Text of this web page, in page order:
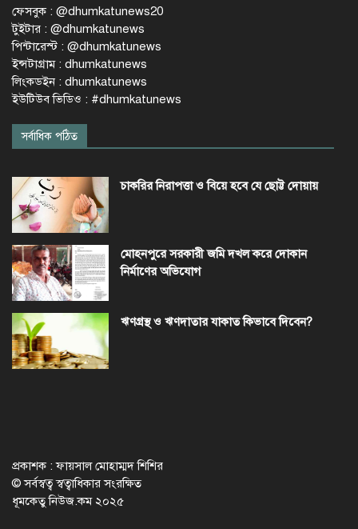
ফেসবুক : @dhumkatunews20
টুইটার : @dhumkatunews
পিন্টারেস্ট : @dhumkatunews
ইন্সটাগ্রাম : dhumkatunews
লিংকডইন : dhumkatunews
ইউটিউব ভিডিও : #dhumkatunews
সর্বাধিক পঠিত
চাকরির নিরাপত্তা ও বিয়ে হবে যে ছোট্ট দোয়ায়
মোহনপুরে সরকারী জমি দখল করে দোকান
নির্মাণের অভিযোগ
ঋণগ্রস্থ ও ঋণদাতার যাকাত কিভাবে দিবেন?
প্রকাশক : ফায়সাল মোহাম্মদ শিশির
© সর্বস্বত্ব স্বত্বাধিকার সংরক্ষিত
ধূমকেতু নিউজ.কম ২০২৫